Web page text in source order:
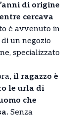
di origine
cercava
è avvenuto in
un negozio
specializzato
, il ragazzo è
le urla di
che
Senza